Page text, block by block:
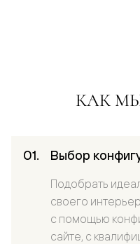
КАК
Выбор
Подобрать
своего
с помощью
сайте, с